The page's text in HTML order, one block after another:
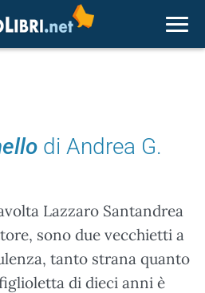
di Andrea G.
Lazzaro Santandrea
sono due vecchietti a
tanto strana quanto
di dieci anni è